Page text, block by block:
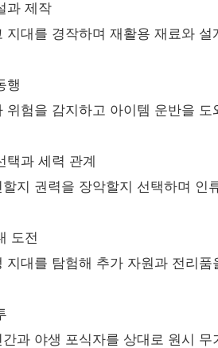
과 제작
지대를 경작하며 재활용 재료와
행
위험을 감지하고 아이템 운반을
과 세력 관계
지 권력을 장악할지 선택하며 인
도전
지대를 탐험해 추가 자원과 전리
과 야생 포식자를 상대로 원시